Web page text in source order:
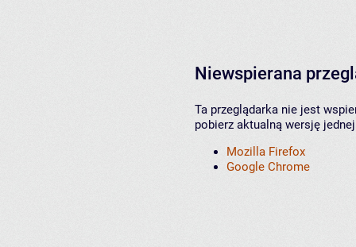
Niewspierana
Ta przeglądarka nie jest
pobierz aktualną wersję
Mozilla Firefox
Google Chrome